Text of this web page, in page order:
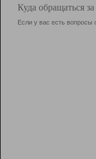
Куда обращаться
Если у вас есть